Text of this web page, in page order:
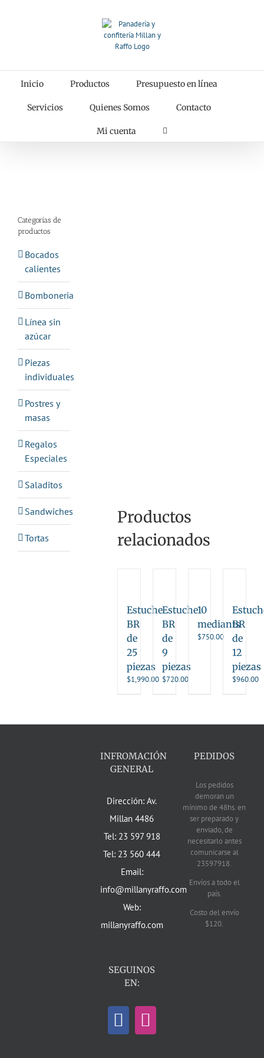
Inicio Productos Presupuesto en línea
Servicios Quienes Somos Contacto
Mi cuenta
Productos
relacionados
Estuche
BR
de
25
piezas
$1,990.00
Estuche
BR
de
9
piezas
$720.00
10
mediants
$750.00
BR
de
12
piezas
$960.00
Categorías de
productos
Bocados
calientes
Bomboneria
Línea sin
azúcar
Piezas
individuales
Postres y
masas
Regalos
Especiales
Saladitos
Sandwiches
Tortas
INFROMACIÓN
GENERAL
Dirección: Av.
Millan 4486
Tel: 23 597 918
Tel: 23 560 444
Email:
info@millanyraffo.com
Web:
millanyraffo.com
SEGUINOS
EN:
PEDIDOS
Los pedidos
demoran un
mínimo de 48hs. en
ser preparado y
enviado, de
necesitarlo antes
comunicarse al
23597918.
Envíos a todo el
país.
Costo del envío
$120.